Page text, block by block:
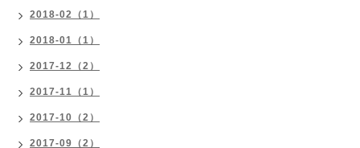
2018-02（1）
2018-01（1）
2017-12（2）
2017-11（1）
2017-10（2）
2017-09（2）